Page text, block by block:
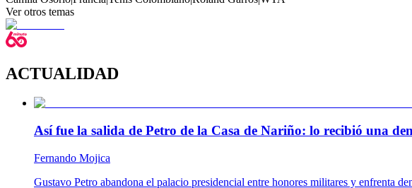
Ver otros temas
ACTUALIDAD
Así fue la salida de Petro de la Casa de Nariño: lo recibió una
Fernando Mojica
Gustavo Petro abandona el palacio presidencial entre honores militares y enfrenta